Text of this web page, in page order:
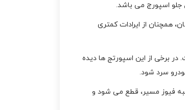
همچنان از ایرادات کمتری
برخی از این اسپورتج ها دیده
سرد شود.
فیوز مسیر، قطع می شود و